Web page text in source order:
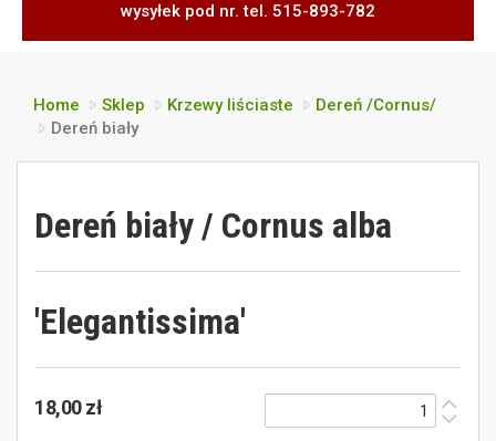
wysyłek pod nr. tel. 515-893-782
Home Sklep Krzewy liściaste
Dereń /Cornus/
Dereń biały
Dereń biały / Cornus alba
'Elegantissima'
18,00 zł